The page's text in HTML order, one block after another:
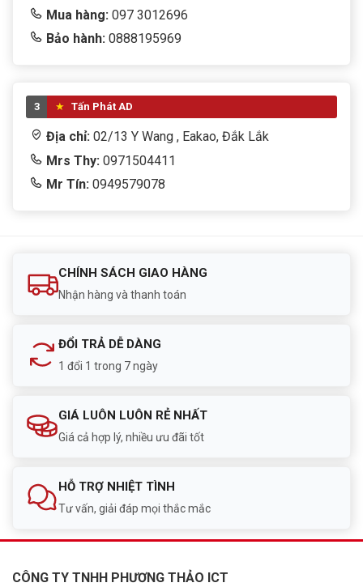
Mua hàng: 097 3012696
Bảo hành: 0888195969
3 Tấn Phát AD
Địa chỉ: 02/13 Y Wang , Eakao, Đắk Lắk
Mrs Thy: 0971504411
Mr Tín: 0949579078
CHÍNH SÁCH GIAO HÀNG
Nhận hàng và thanh toán
ĐỔI TRẢ DỄ DÀNG
1 đổi 1 trong 7 ngày
GIÁ LUÔN LUÔN RẺ NHẤT
Giá cả hợp lý, nhiều ưu đãi tốt
HỖ TRỢ NHIỆT TÌNH
Tư vấn, giải đáp mọi thắc mắc
CÔNG TY TNHH PHƯƠNG THẢO ICT